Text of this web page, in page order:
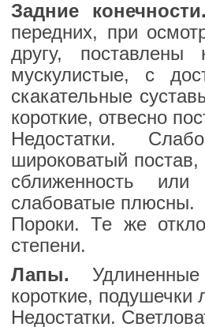
Задние
передних, при
другу,
мускулистые, с
скакательные
короткие, отвесно
Недостатки.
широковатый
сближенность или
слабоватые плюсны.
Пороки. Те же
степени.
Лапы.
короткие, подушечки
Недостатки.